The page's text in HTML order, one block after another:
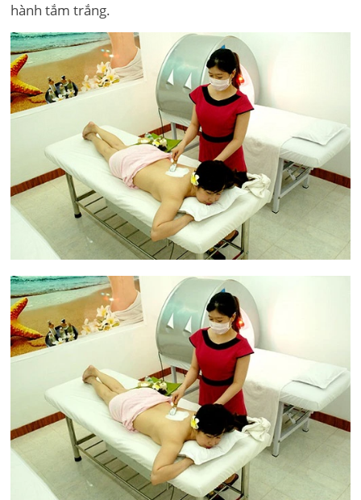
hành tắm trắng.